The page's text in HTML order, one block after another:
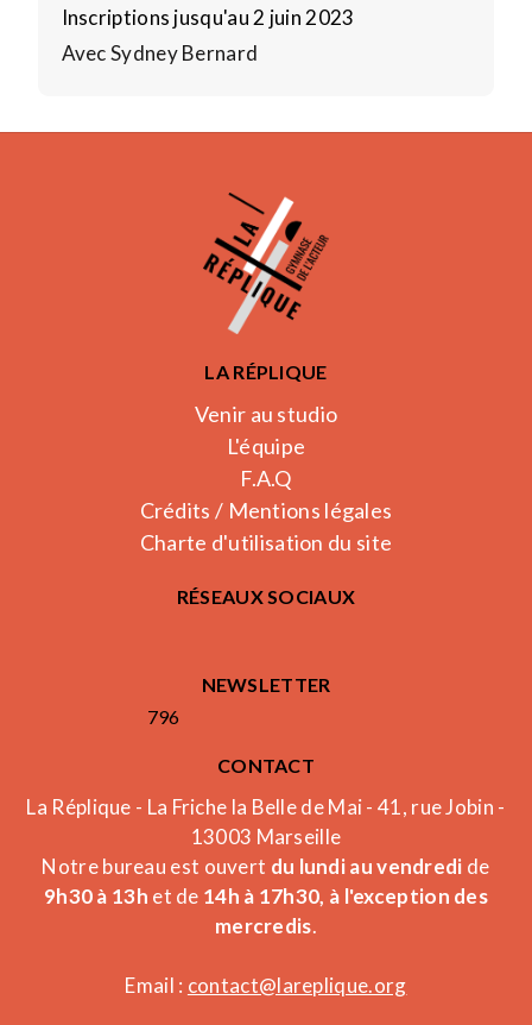
Inscriptions jusqu'au 2 juin 2023
Avec Sydney Bernard
LA RÉPLIQUE
Venir au studio
L'équipe
F.A.Q
Crédits / Mentions légales
Charte d'utilisation du site
RÉSEAUX SOCIAUX
NEWSLETTER
796
CONTACT
La Réplique - La Friche la Belle de Mai - 41, rue Jobin -
13003 Marseille
Notre bureau est ouvert du lundi au vendredi de
9h30 à 13h et de 14h à 17h30, à l'exception des
mercredis.
Email : contact@lareplique.org